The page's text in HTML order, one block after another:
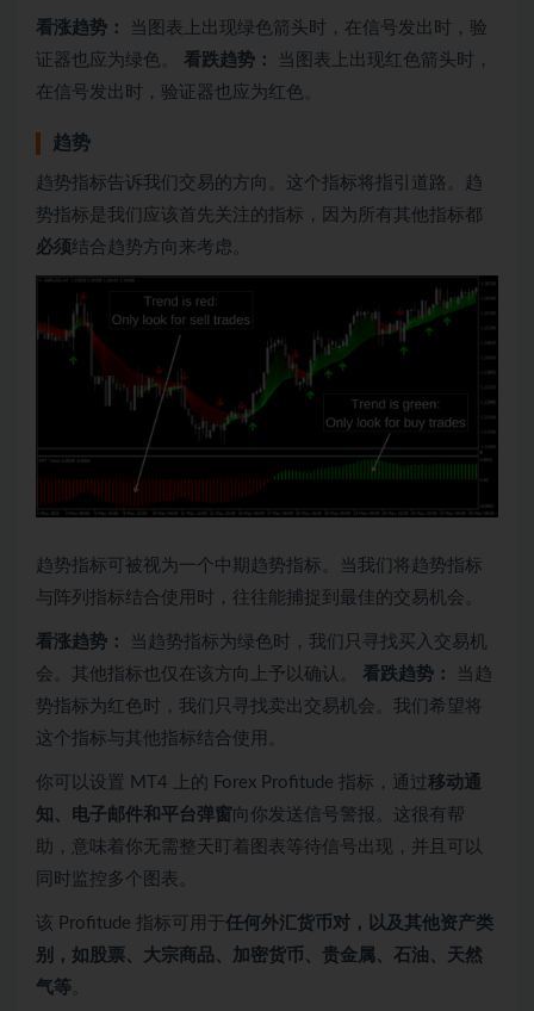
看涨趋势：
当图表上出现绿色箭头时，在信号发出时，验
证器也应为绿色。 看跌趋势：
当图表上出现红色箭头时，
在信号发出时，验证器也应为红色。
趋势
趋势指标告诉我们交易的方向。这个指标将指引道路。趋
势指标是我们应该首先关注的指标，因为所有其他指标都
必须结合趋势方向来考虑。
趋势指标可被视为一个中期趋势指标。当我们将趋势指标
与阵列指标结合使用时，往往能捕捉到最佳的交易机会。
看涨趋势：
当趋势指标为绿色时，我们只寻找买入交易机
会。其他指标也仅在该方向上予以确认。 看跌趋势：
当趋
势指标为红色时，我们只寻找卖出交易机会。我们希望将
这个指标与其他指标结合使用。
你可以设置 MT4 上的 Forex Profitude 指标，通过移动通
知、电子邮件和平台弹窗向你发送信号警报。这很有帮
助，意味着你无需整天盯着图表等待信号出现，并且可以
同时监控多个图表。
该 Profitude 指标可用于任何外汇货币对，以及其他资产类
别，如股票、大宗商品、加密货币、贵金属、石油、天然
气等